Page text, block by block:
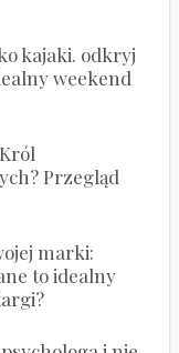
kajaki. odkryj
weekend
Przegląd
marki:
to idealny